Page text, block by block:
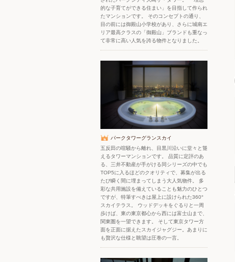
的な子育てができる住まい」を目指して作られ
たマンションです。 そのコンセプトの通り、
目の前には御殿山小学校があり、さらに城南エ
リア最高クラスの「御殿山」ブランドも重なっ
て非常に高い人気を誇る物件となりました。
パークタワーグランスカイ
五反田の喧騒から離れ、目黒川沿いに堂々と聳
えるタワーマンションです。 品質に定評のあ
る、三井不動産が手がける同シリーズの中でも
TOP5に入るほどのクオリティで、募集が出る
たび瞬く間に埋まってしまう大人気物件。 多
彩な共用施設を備えていることも魅力のひとつ
ですが、特筆すべきは屋上に設けられた360°
スカイテラス。 ウッドデッキをぐるりと一周
歩けば、東の東京都心から西には富士山まで、
関東圏を一望できます。 そして東京タワー方
面を正面に据えたスカイジャグジー。あまりに
も贅沢な仕様と眺望は圧巻の一言。